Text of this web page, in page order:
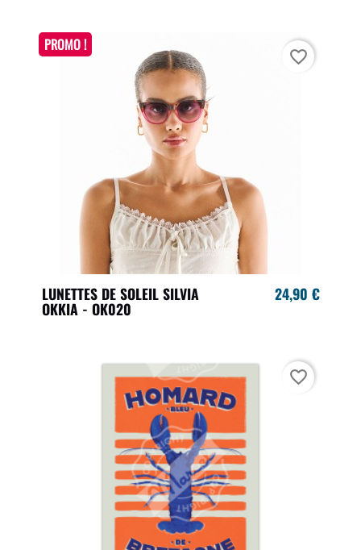
LUNETTES DE SOLEIL SILVIA
OKKIA - OK020
24,90 €
PROMO !
favorite_border
favorite_border